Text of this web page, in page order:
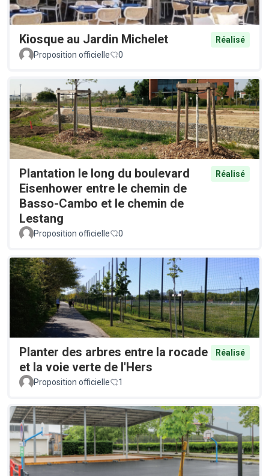
Kiosque au Jardin Michelet
Réalisé
Proposition officielle
0
Plantation le long du boulevard
Eisenhower entre le chemin de
Basso-Cambo et le chemin de
Lestang
Réalisé
Proposition officielle 0
Planter des arbres entre la rocade
et la voie verte de l'Hers
Réalisé
Proposition officielle 1